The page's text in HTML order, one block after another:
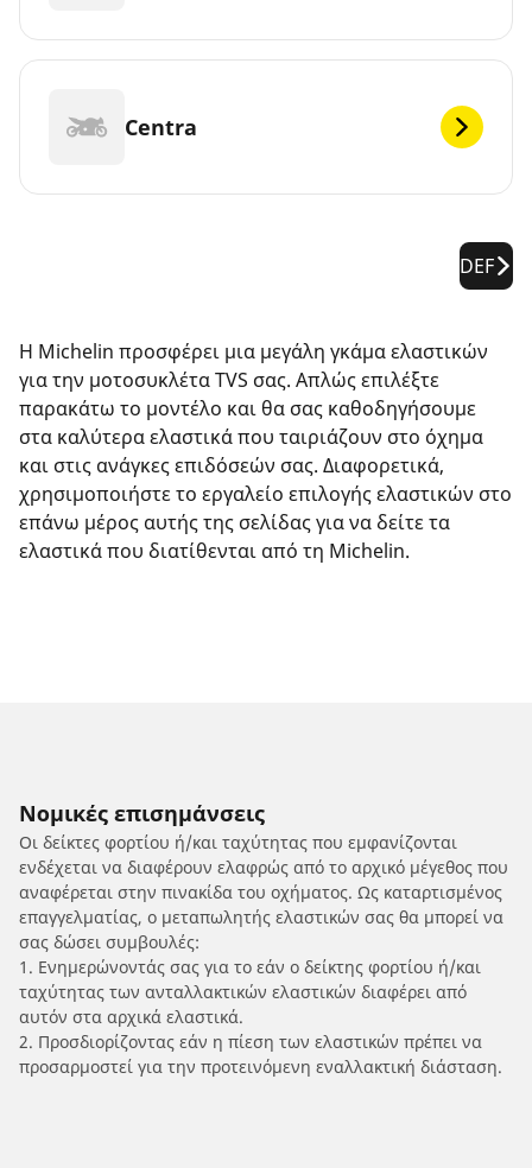
Centra
DEF
Η Michelin προσφέρει μια μεγάλη γκάμα ελαστικών
για την μοτοσυκλέτα TVS σας. Απλώς επιλέξτε
παρακάτω το μοντέλο και θα σας καθοδηγήσουμε
στα καλύτερα ελαστικά που ταιριάζουν στο όχημα
και στις ανάγκες επιδόσεών σας. Διαφορετικά,
χρησιμοποιήστε το εργαλείο επιλογής ελαστικών στο
επάνω μέρος αυτής της σελίδας για να δείτε τα
ελαστικά που διατίθενται από τη Michelin.
Νομικές επισημάνσεις
Οι δείκτες φορτίου ή/και ταχύτητας που εμφανίζονται
ενδέχεται να διαφέρουν ελαφρώς από το αρχικό μέγεθος που
αναφέρεται στην πινακίδα του οχήματος. Ως καταρτισμένος
επαγγελματίας, ο μεταπωλητής ελαστικών σας θα μπορεί να
σας δώσει συμβουλές:
1. Ενημερώνοντάς σας για το εάν ο δείκτης φορτίου ή/και
ταχύτητας των ανταλλακτικών ελαστικών διαφέρει από
αυτόν στα αρχικά ελαστικά.
2. Προσδιορίζοντας εάν η πίεση των ελαστικών πρέπει να
προσαρμοστεί για την προτεινόμενη εναλλακτική διάσταση.